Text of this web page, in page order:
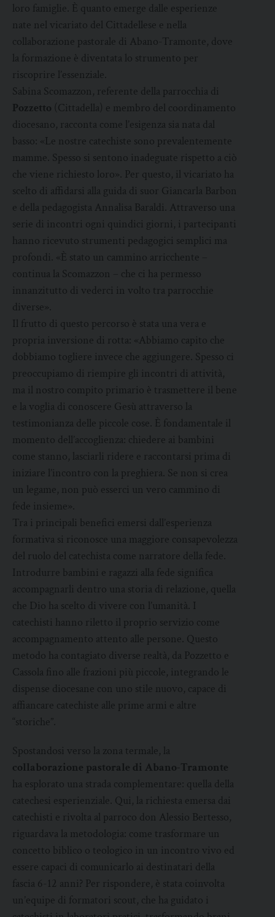
loro famiglie. È quanto emerge dalle esperienze
nate nel vicariato del Cittadellese e nella
collaborazione pastorale di Abano-Tramonte, dove
la formazione è diventata lo strumento per
riscoprire l’essenziale.
Sabina Scomazzon, referente della parrocchia di
Pozzetto (Cittadella) e membro del coordinamento
diocesano, racconta come l’esigenza sia nata dal
basso: «Le nostre catechiste sono prevalentemente
mamme. Spesso si sentono inadeguate rispetto a ciò
che viene richiesto loro». Per questo, il vicariato ha
scelto di affidarsi alla guida di suor Giancarla Barbon
e della pedagogista Annalisa Baraldi. Attraverso una
serie di incontri ogni quindici giorni, i partecipanti
hanno ricevuto strumenti pedagogici semplici ma
profondi. «È stato un cammino arricchente –
continua la Scomazzon – che ci ha permesso
innanzitutto di vederci in volto tra parrocchie
diverse».
Il frutto di questo percorso è stata una vera e
propria inversione di rotta: «Abbiamo capito che
dobbiamo togliere invece che aggiungere. Spesso ci
preoccupiamo di riempire gli incontri di attività,
ma il nostro compito primario è trasmettere il bene
e la voglia di conoscere Gesù attraverso la
testimonianza delle piccole cose. È fondamentale il
momento dell’accoglienza: chiedere ai bambini
come stanno, lasciarli ridere e raccontarsi prima di
iniziare l’incontro con la preghiera. Se non si crea
un legame, non può esserci un vero cammino di
fede insieme».
Tra i principali benefici emersi dall’esperienza
formativa si riconosce una maggiore consapevolezza
del ruolo del catechista come narratore della fede.
Introdurre bambini e ragazzi alla fede significa
accompagnarli dentro una storia di relazione, quella
che Dio ha scelto di vivere con l’umanità. I
catechisti hanno riletto il proprio servizio come
accompagnamento attento alle persone. Questo
metodo ha contagiato diverse realtà, da Pozzetto e
Cassola fino alle frazioni più piccole, integrando le
dispense diocesane con uno stile nuovo, capace di
affiancare catechiste alle prime armi e altre
“storiche”.
Spostandosi verso la zona termale, la
collaborazione pastorale di Abano-Tramonte
ha esplorato una strada complementare: quella della
catechesi esperienziale. Qui, la richiesta emersa dai
catechisti e rivolta al parroco don Alessio Bertesso,
riguardava la metodologia: come trasformare un
concetto biblico o teologico in un incontro vivo ed
essere capaci di comunicarlo ai destinatari della
fascia 6-12 anni? Per rispondere, è stata coinvolta
un’equipe di formatori scout, che ha guidato i